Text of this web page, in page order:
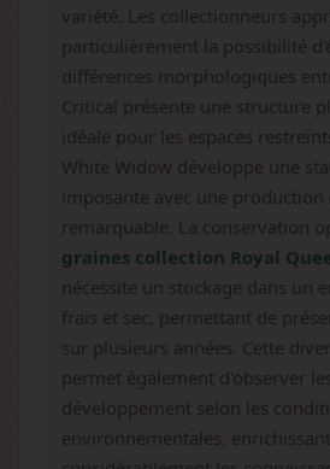
variété. Les collectionneurs
particulièrement la possibilité
différences morphologiques
Critical présente une structure
idéale pour les espaces
White Widow développe une
imposante avec une
remarquable. La conservation
graines collection Royal
nécessite un stockage dans un
frais et sec, permettant de
sur plusieurs années. Cette
permet également d'observer
développement selon les
environnementales, enrichissant